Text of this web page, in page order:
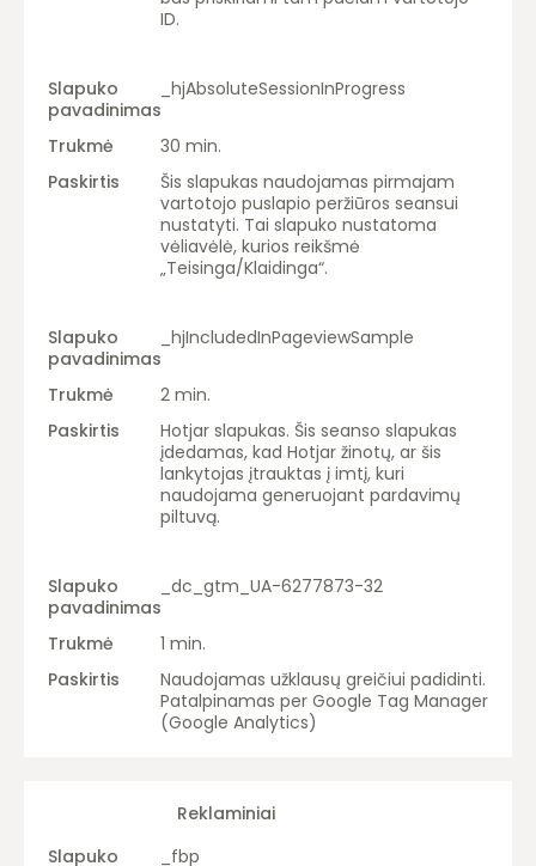
ID.
_hjAbsoluteSessionInProgress
30 min.
Šis slapukas naudojamas pirmajam
vartotojo puslapio peržiūros seansui
nustatyti. Tai slapuko nustatoma
vėliavėlė, kurios reikšmė
„Teisinga/Klaidinga“.
_hjIncludedInPageviewSample
2 min.
Hotjar slapukas. Šis seanso slapukas
įdedamas, kad Hotjar žinotų, ar šis
lankytojas įtrauktas į imtį, kuri
naudojama generuojant pardavimų
piltuvą.
_dc_gtm_UA-6277873-32
1 min.
Naudojamas užklausų greičiui padidinti.
Patalpinamas per Google Tag Manager
(Google Analytics)
Reklaminiai
_fbp